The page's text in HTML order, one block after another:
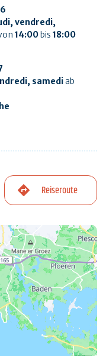
vendredi,
14:00bis 18:00
samediab
Reiseroute